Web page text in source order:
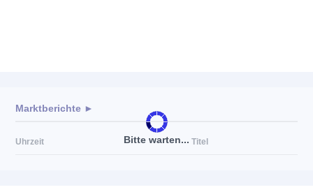
Bitte warten...
Marktberichte ►
Uhrzeit Titel